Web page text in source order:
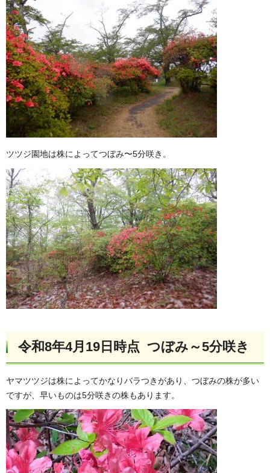
ツツジ園地は株によってつぼみ〜5分咲き。
令和8年4月19日時点 つぼみ～5分咲き
ヤマツツジは株によってかなりバラつきがあり、つぼみの株が多い
ですが、早いものは5分咲きの株もあります。